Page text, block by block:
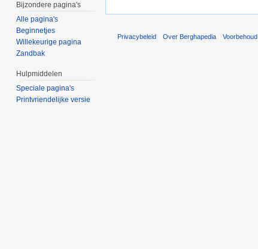
Bijzondere pagina's
Alle pagina's
Beginnetjes
Willekeurige pagina
Zandbak
Hulpmiddelen
Speciale pagina's
Printvriendelijke versie
Privacybeleid Over Berghapedia Voorbehoud